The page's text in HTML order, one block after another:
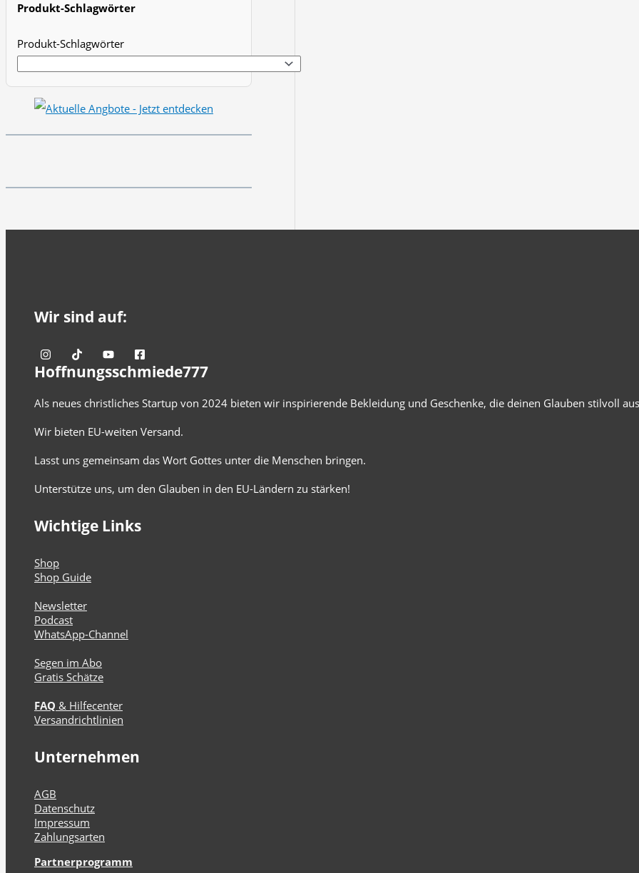
Produkt-Schlagwörter
Produkt-Schlagwörter
Wir sind auf:
Hoffnungsschmiede777
Als neues christliches Startup von 2024 bieten wir inspirierende Bekleidung und Geschenke, die deinen Glauben stilvoll
Wir bieten EU-weiten Versand.
Lasst uns gemeinsam das Wort Gottes unter die Menschen bringen.
Unterstütze uns, um den Glauben in den EU-Ländern zu stärken!
Wichtige Links
Shop
Shop Guide
Newsletter
Podcast
WhatsApp-Channel
Segen im Abo
Gratis Schätze
FAQ & Hilfecenter
Versandrichtlinien
Unternehmen
AGB
Datenschutz
Impressum
Zahlungsarten
Partnerprogramm